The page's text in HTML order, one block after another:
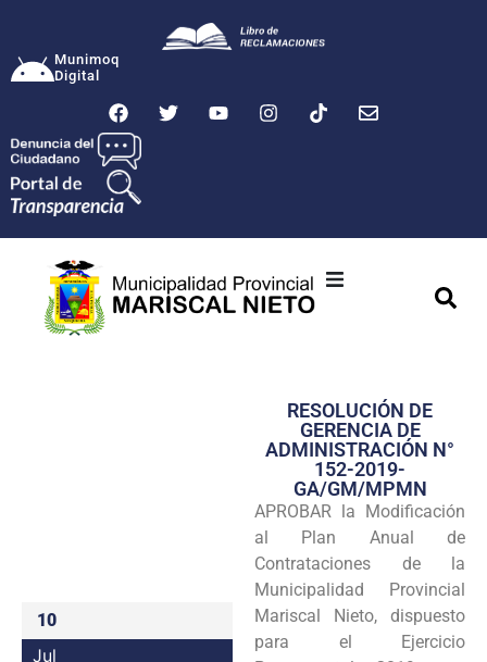
Munimoq
Digital
Transparencia
Seguridad
Programas
Intranet
10
Jul
RESOLUCIÓN DE
GERENCIA DE
ADMINISTRACIÓN N°
152-2019-
GA/GM/MPMN
APROBAR la Modificación
al Plan Anual de
Contrataciones de la
Municipalidad Provincial
Mariscal Nieto, dispuesto
para el Ejercicio